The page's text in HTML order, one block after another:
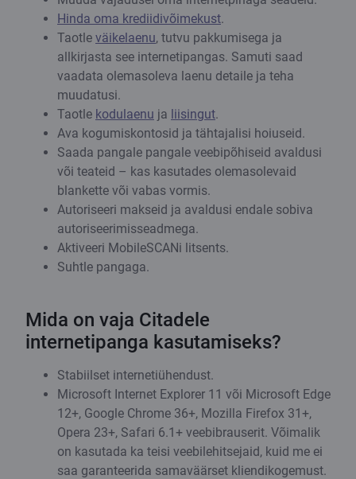
Hinda oma krediidivõimekust.
Taotle väikelaenu, tutvu pakkumisega ja
allkirjasta see internetipangas. Samuti saad
vaadata olemasoleva laenu detaile ja teha
muudatusi.
Taotle kodulaenu ja liisingut.
Ava kogumiskontosid ja tähtajalisi hoiuseid.
Saada pangale pangale veebipõhiseid avaldusi
või teateid – kas kasutades olemasolevaid
blankette või vabas vormis.
Autoriseeri makseid ja avaldusi endale sobiva
autoriseerimisseadmega.
Aktiveeri MobileSCANi litsents.
Suhtle pangaga.
Mida on vaja Citadele
internetipanga kasutamiseks?
Stabiilset internetiühendust.
Microsoft Internet Explorer 11 või Microsoft Edge
12+, Google Chrome 36+, Mozilla Firefox 31+,
Opera 23+, Safari 6.1+ veebibrauserit. Võimalik
on kasutada ka teisi veebilehitsejaid, kuid me ei
saa garanteerida samaväärset kliendikogemust.